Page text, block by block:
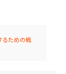
るための戦